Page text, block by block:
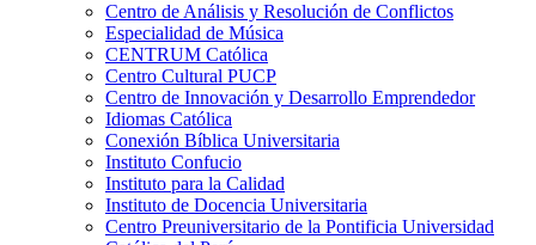
Centro de Análisis y Resolución de Conflictos
Especialidad de Música
CENTRUM Católica
Centro Cultural PUCP
Centro de Innovación y Desarrollo Emprendedor
Idiomas Católica
Conexión Bíblica Universitaria
Instituto Confucio
Instituto para la Calidad
Instituto de Docencia Universitaria
Centro Preuniversitario de la Pontificia Universidad